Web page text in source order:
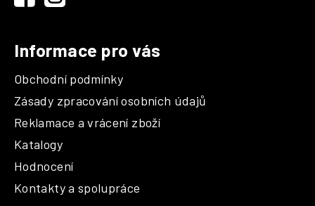
Informace pro vás
Obchodní podmínky
Zásady zpracování osobních údajů
Reklamace a vrácení zboží
Katalogy
Hodnocení
Kontakty a spolupráce